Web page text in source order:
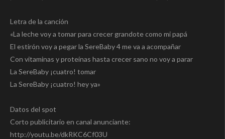
Letra de la canción
«La leche voy a tomar para crecer grandote como mi papá
El estirón voy a pegar la SereBaby 4 me va a acompañar
Con vitaminas y proteínas hasta crecer sano no voy a parar
La SereBaby ¡cuatro! tomar
La SereBaby ¡cuatro! hey ya»
Datos del spot
Corto publicitario en canal anunciante:
http://youtu.be/dkRKC6Cf03U